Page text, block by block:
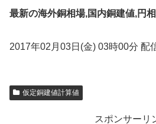
最新の海外銅相場,国内銅建値,円
2017年02月03日(金) 03時00分 配
仮定銅建値計算値
スポンサーリ